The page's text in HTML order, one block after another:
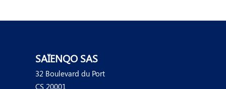
SAÏENQO SAS
32 Boulevard du Port
CS 20001